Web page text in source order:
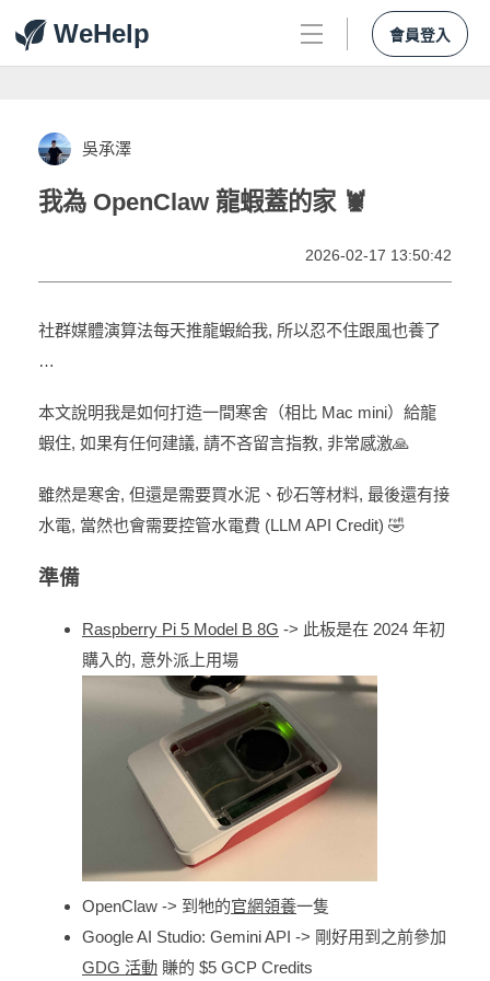
WeHelp 會員登入
吳承澤
我為 OpenClaw 龍蝦蓋的家 🦞
2026-02-17 13:50:42
社群媒體演算法每天推龍蝦給我, 所以忍不住跟風也養了
…
本文說明我是如何打造一間寒舍（相比 Mac mini）給龍
蝦住, 如果有任何建議, 請不吝留言指教, 非常感激🙏
雖然是寒舍, 但還是需要買水泥、砂石等材料, 最後還有接
水電, 當然也會需要控管水電費 (LLM API Credit) 🤣
準備
Raspberry Pi 5 Model B 8G -> 此板是在 2024 年初
購入的, 意外派上用場
OpenClaw -> 到牠的官網領養一隻
Google AI Studio: Gemini API -> 剛好用到之前參加
GDG 活動 賺的 $5 GCP Credits